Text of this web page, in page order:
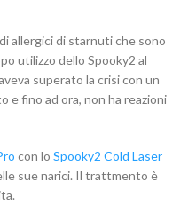
allergici di starnuti che sono
utilizzo dello Spooky2 al
superato la crisi con un
e fino ad ora, non ha reazioni
con lo Spooky2 Cold Laser
sue narici. Il trattmento è